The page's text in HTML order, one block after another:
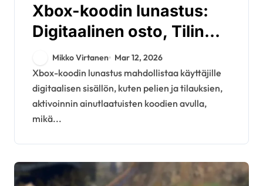
Xbox-koodin lunastus:
Digitaalinen osto, Tilin
yhdistäminen,
Aktivointiprosessi
Mikko Virtanen Mar 12, 2026
Xbox-koodin lunastus mahdollistaa käyttäjille
digitaalisen sisällön, kuten pelien ja tilauksien,
aktivoinnin ainutlaatuisten koodien avulla,
mikä...